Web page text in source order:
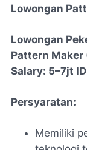
Lowongan
Lowongan
Pattern Maker
Salary: 5–7jt
Persyaratan:
Memiliki